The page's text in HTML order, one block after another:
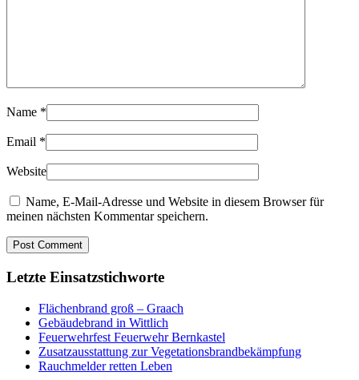
Name *
Email *
Website
Name, E-Mail-Adresse und Website in diesem Browser für
meinen nächsten Kommentar speichern.
Letzte Einsatzstichworte
Flächenbrand groß – Graach
Gebäudebrand in Wittlich
Feuerwehrfest Feuerwehr Bernkastel
Zusatzausstattung zur Vegetationsbrandbekämpfung
Rauchmelder retten Leben